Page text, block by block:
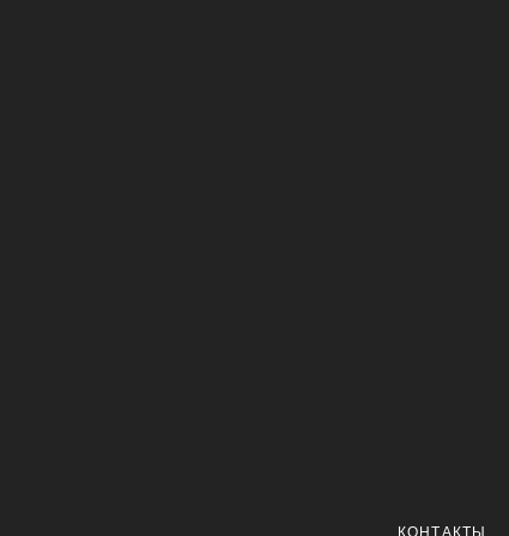
КОНТАКТЫ